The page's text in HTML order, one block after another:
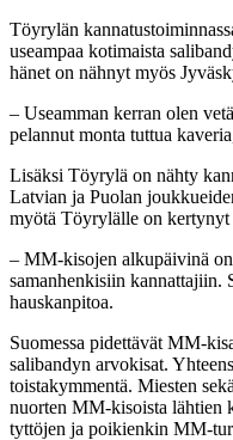
Töyrylän
useampaa kotimaista
hänet on nähnyt myös
– Useamman kerran olen
pelannut monta tuttua
Lisäksi Töyrylä on nähty
Latvian ja Puolan
myötä Töyrylälle on
– MM-kisojen alkupäivinä
samanhenkisiin kannattajiin.
hauskanpitoa.
Suomessa pidettävät MM-
salibandyn arvokisat.
toistakymmentä. Miesten
nuorten MM-kisoista lähtien
tyttöjen ja poikienkin MM-